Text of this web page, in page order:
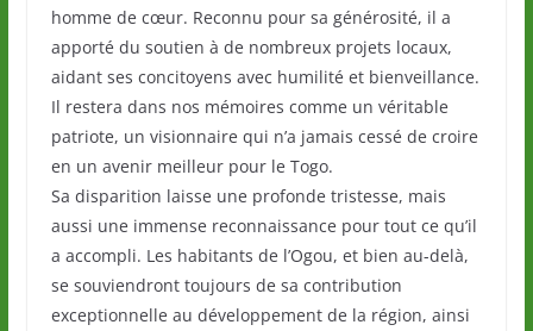
homme de cœur. Reconnu pour sa générosité, il a
apporté du soutien à de nombreux projets locaux,
aidant ses concitoyens avec humilité et bienveillance.
Il restera dans nos mémoires comme un véritable
patriote, un visionnaire qui n’a jamais cessé de croire
en un avenir meilleur pour le Togo.
Sa disparition laisse une profonde tristesse, mais
aussi une immense reconnaissance pour tout ce qu’il
a accompli. Les habitants de l’Ogou, et bien au-delà,
se souviendront toujours de sa contribution
exceptionnelle au développement de la région, ainsi